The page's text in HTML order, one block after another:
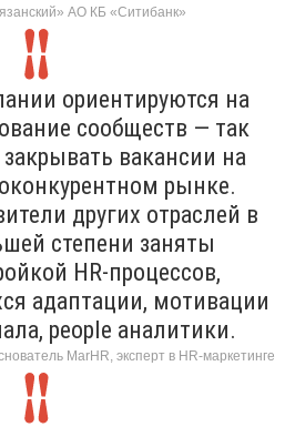
АО КБ «Ситибанк»
ориентируются на
сообществ — так
закрывать вакансии на
рынке.
других отраслей в
степени заняты
HR-процессов,
адаптации, мотивации
people аналитики.
MarHR, эксперт в HR-маркетинге